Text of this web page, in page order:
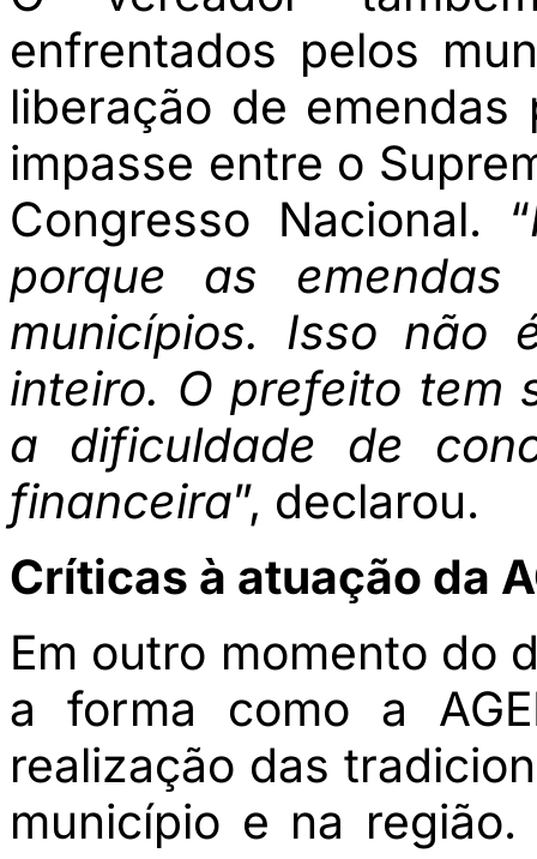
enfrentados pelos
liberação de emendas
impasse entre o
Congresso Nacional. “
porque as
municípios. Isso não
inteiro. O prefeito tem
a dificuldade de
financeira”, declarou.
Críticas à atuação da
Em outro momento do
a forma como a
realização das
município e na